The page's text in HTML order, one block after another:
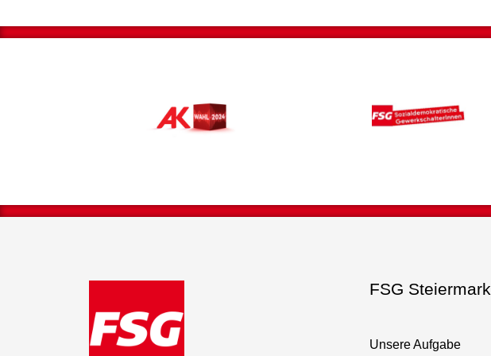
FSG Steiermark
Unsere Aufgabe